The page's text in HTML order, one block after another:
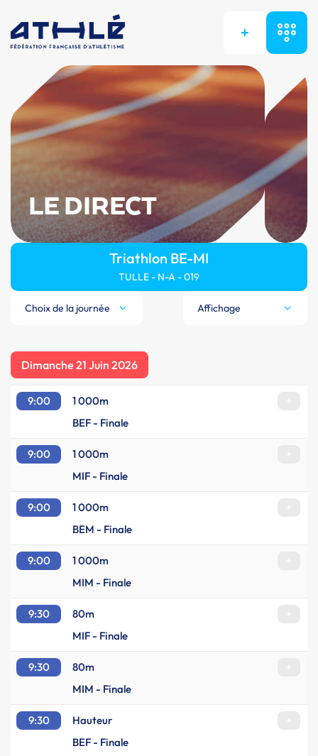
+
LE DIRECT
Triathlon BE-MI
TULLE - N-A - 019
Choix de la journée Affichage
Dimanche 21 Juin 2026
9:00 1 000m
BEF - Finale
9:00 1 000m
MIF - Finale
9:00 1 000m
BEM - Finale
9:00 1 000m
MIM - Finale
9:30 80m
MIF - Finale
9:30 80m
MIM - Finale
9:30 Hauteur
BEF - Finale